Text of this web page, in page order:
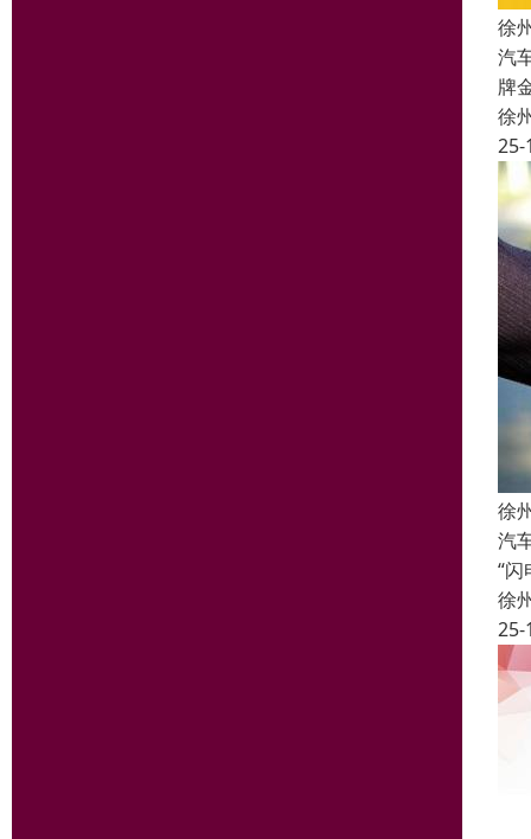
徐
汽
牌
徐
25-
徐
汽
“
徐
25-